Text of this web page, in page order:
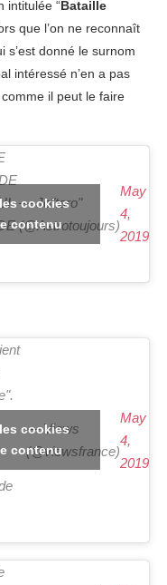
intitulée “Bataille
que l’on ne reconnaît
s’est donné le surnom
intéressé n’en a pas
il peut le faire
— Jo"taro"
(@Astrotoujours)
May
4,
2019
cookies
contenu
— Views
(@viewsfrance)
May
4,
2019
cookies
contenu